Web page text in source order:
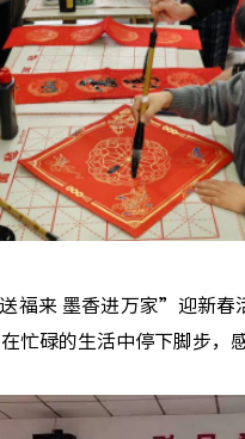
来 墨香进万家”迎新春
碌的生活中停下脚步，